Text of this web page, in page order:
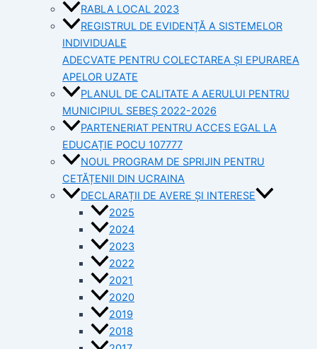
RABLA LOCAL 2023
REGISTRUL DE EVIDENȚĂ A SISTEMELOR
INDIVIDUALE
ADECVATE PENTRU COLECTAREA ȘI EPURAREA
APELOR UZATE
PLANUL DE CALITATE A AERULUI PENTRU
MUNICIPIUL SEBEȘ 2022-2026
PARTENERIAT PENTRU ACCES EGAL LA
EDUCAȚIE POCU 107777
NOUL PROGRAM DE SPRIJIN PENTRU
CETĂȚENII DIN UCRAINA
DECLARAȚII DE AVERE ȘI INTERESE
2025
2024
2023
2022
2021
2020
2019
2018